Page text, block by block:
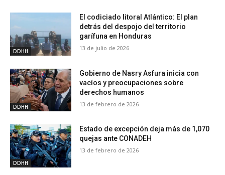
DDHH
El codiciado litoral Atlántico: El plan
detrás del despojo del territorio
garífuna en Honduras
13 de julio de 2026
DDHH
Gobierno de Nasry Asfura inicia con
vacíos y preocupaciones sobre
derechos humanos
13 de febrero de 2026
DDHH
Estado de excepción deja más de 1,070
quejas ante CONADEH
13 de febrero de 2026